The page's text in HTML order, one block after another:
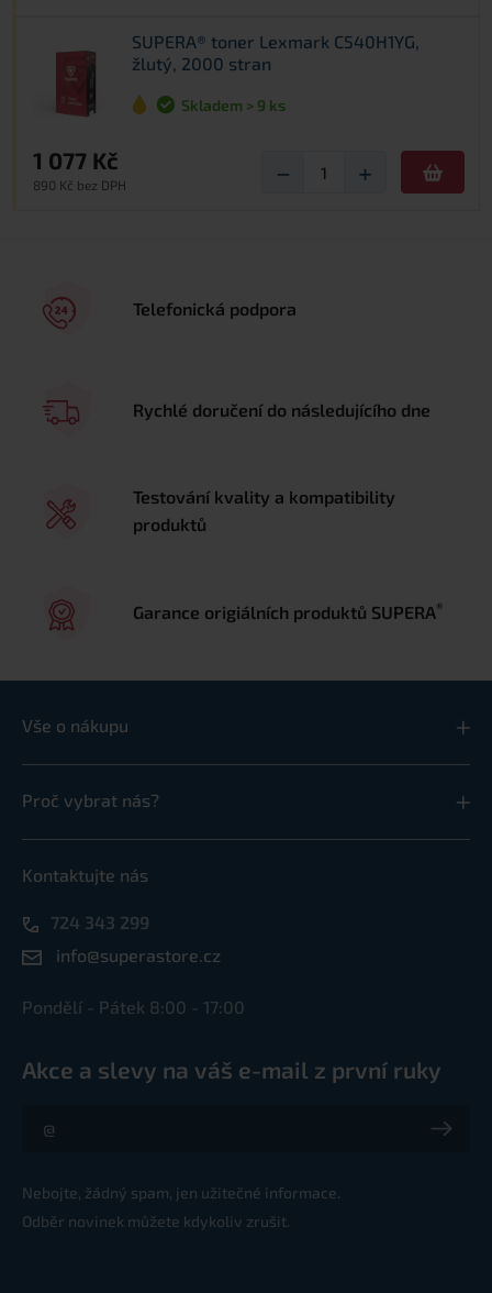
SUPERA® toner Lexmark C540H1YG,
žlutý, 2000 stran
Skladem > 9 ks
1 077 Kč
890 Kč bez DPH − +
Telefonická podpora
Rychlé doručení do následujícího dne
Testování kvality a kompatibility
produktů
Garance origiálních produktů SUPERA®
Vše o nákupu
Proč vybrat nás?
Kontaktujte nás
724 343 299
info@superastore.cz
Pondělí - Pátek 8:00 - 17:00
Akce a slevy na váš e-mail z první ruky
Akce a slevy na váš e-mail z první ruky
Nebojte, žádný spam, jen užitečné informace.
Odběr novinek můžete kdykoliv zrušit.